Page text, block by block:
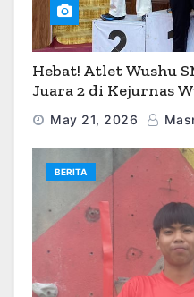
Hebat! Atlet Wushu
Juara 2 di Kejurnas
May 21, 2026
BERITA